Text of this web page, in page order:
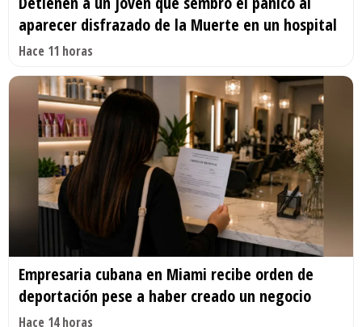
aparecer disfrazado de la Muerte en un hospital
Hace 11 horas
Empresaria cubana en Miami recibe orden de
deportación pese a haber creado un negocio
Hace 14 horas